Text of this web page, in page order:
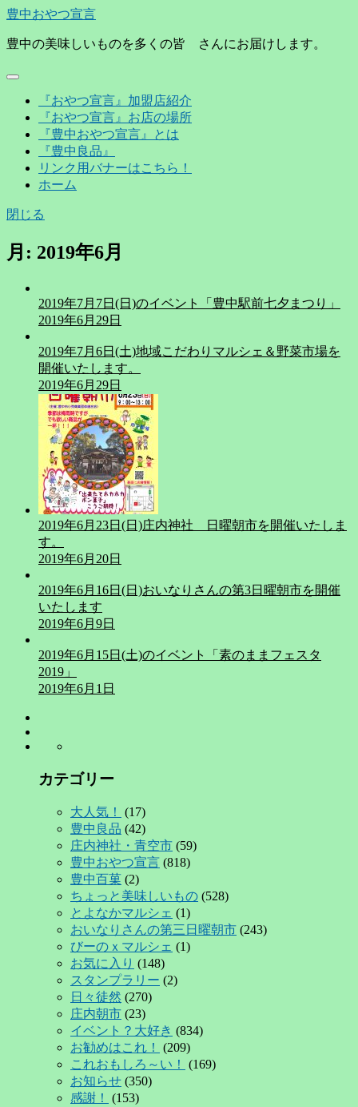
豊中おやつ宣言
豊中の美味しいものを多くの皆 さんにお届けします。
『おやつ宣言』加盟店紹介
『おやつ宣言』お店の場所
『豊中おやつ宣言』とは
『豊中良品』
リンク用バナーはこちら！
ホーム
閉じる
月: 2019年6月
2019年7月7日(日)のイベント「豊中駅前七夕まつり」
2019年6月29日
2019年7月6日(土)地域こだわりマルシェ＆野菜市場を
開催いたします。
2019年6月29日
2019年6月23日(日)庄内神社 日曜朝市を開催いたしま
す。
2019年6月20日
2019年6月16日(日)おいなりさんの第3日曜朝市を開催
いたします
2019年6月9日
2019年6月15日(土)のイベント「素のままフェスタ
2019」
2019年6月1日
カテゴリー
大人気！
(17)
豊中良品 (42)
庄内神社・青空市 (59)
豊中おやつ宣言 (818)
豊中百菓 (2)
ちょっと美味しいもの (528)
とよなかマルシェ (1)
おいなりさんの第三日曜朝市 (243)
びーのｘマルシェ (1)
お気に入り (148)
スタンプラリー (2)
日々徒然 (270)
庄内朝市 (23)
イベント？大好き (834)
お勧めはこれ！
(209)
これおもしろ～い！
(169)
お知らせ (350)
感謝！
(153)